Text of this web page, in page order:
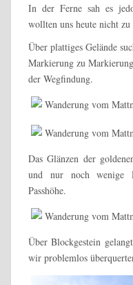
In der Ferne sah es
wollten uns heute nicht
Über plattiges Gelände
Markierung zu
der Wegfindung.
Das Glänzen der
und nur noch wenige
Passhöhe.
Über Blockgestein
wir problemlos